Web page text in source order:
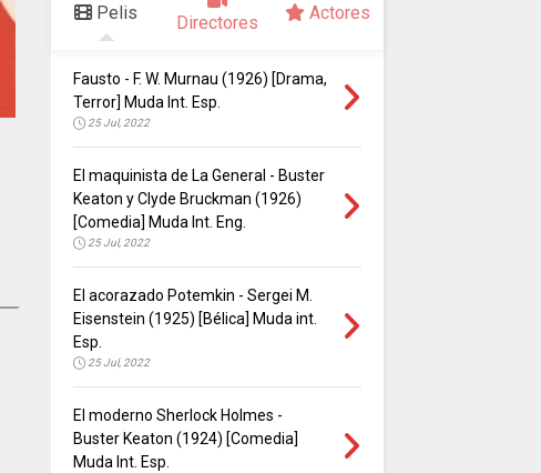
Pelis Directores Actores
Fausto - F. W. Murnau (1926) [Drama,
Terror] Muda Int. Esp.
25 Jul, 2022
El maquinista de La General - Buster
Keaton y Clyde Bruckman (1926)
[Comedia] Muda Int. Eng.
25 Jul, 2022
El acorazado Potemkin - Sergei M.
Eisenstein (1925) [Bélica] Muda int.
Esp.
25 Jul, 2022
El moderno Sherlock Holmes -
Buster Keaton (1924) [Comedia]
Muda Int. Esp.